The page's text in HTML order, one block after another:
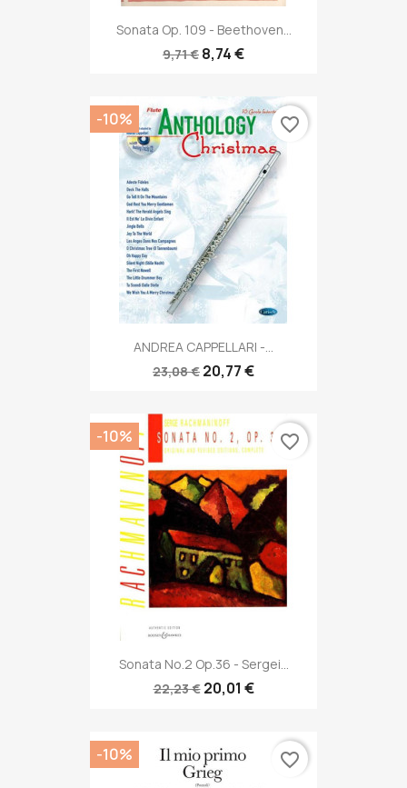
Sonata Op. 109 - Beethoven...
9,71 € 8,74 €
ANDREA CAPPELLARI -...
23,08 € 20,77 €
-10% favorite_border
Sonata No.2 Op.36 - Sergei...
22,23 € 20,01 €
-10% favorite_border
-10% favorite_border